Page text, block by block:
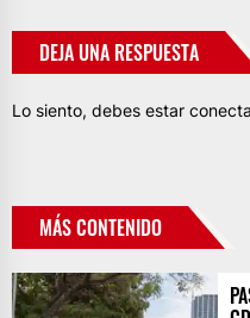
DEJA UNA RESPUESTA
Lo siento, debes estar
MÁS CONTENIDO